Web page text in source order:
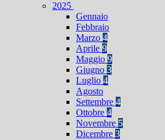
2025
Gennaio
Febbraio
Marzo 4
Aprile 9
Maggio 9
Giugno 3
Luglio 4
Agosto
Settembre 4
Ottobre 4
Novembre 5
Dicembre 3